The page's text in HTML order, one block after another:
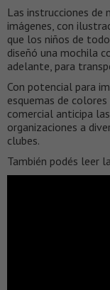
Las instrucciones de
imágenes, con
que los niños de
diseñó una mochila
adelante, para
Con potencial para
esquemas de
comercial anticipa
organizaciones a
clubes.
También podés leer